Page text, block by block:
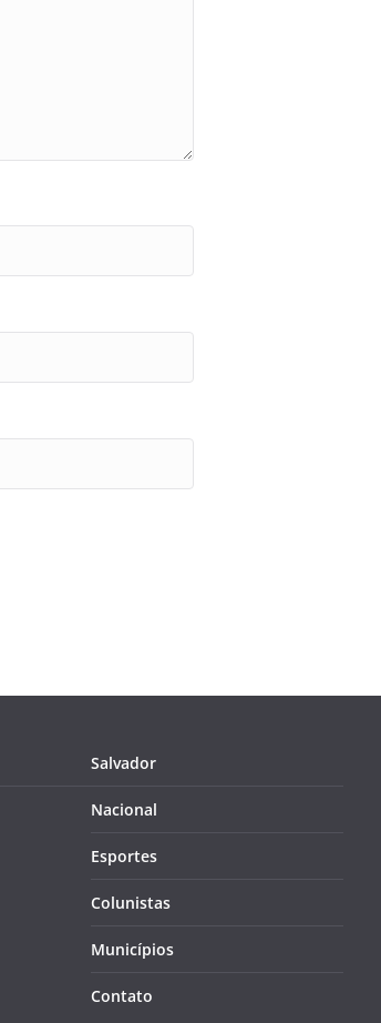
Salvador
Nacional
Esportes
Colunistas
Municípios
Contato